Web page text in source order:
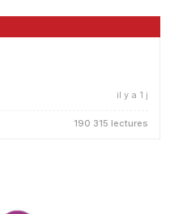
il y a 1 j
190 315 lectures